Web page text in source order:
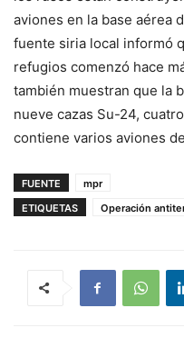
aviones en la base aérea
fuente siria local informó
refugios comenzó hace
también muestran que la
nueve cazas Su-24,
contiene varios aviones
FUENTE
mpr
ETIQUETAS
Operación